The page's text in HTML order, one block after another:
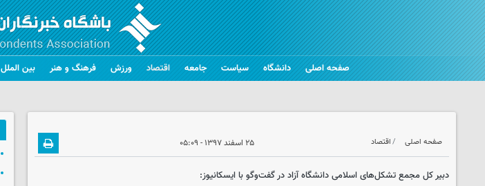
صفحه اصلی دانشگاه سیاست جامعه اقتصاد ورزش فرهنگ و هنر بین الملل
صفحه اصلی اقتصاد ۲۵ اسفند ۱۳۹۷ - ۰۵:۰۹
دبیر کل مجمع تشکل‌های اسلامی دانشگاه آزاد در گفت‌و‌گو با ایسکانیوز: